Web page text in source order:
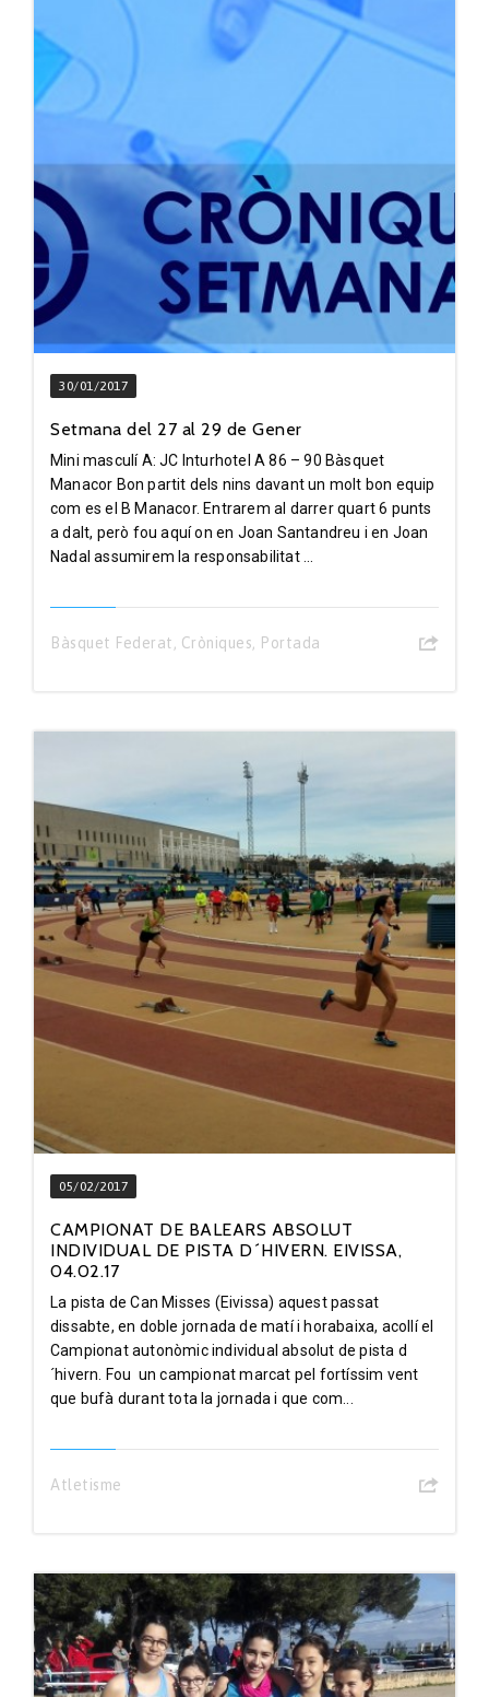
30/01/2017
Setmana del 27 al 29 de Gener
Mini masculí A: JC Inturhotel A 86 – 90 Bàsquet
Manacor Bon partit dels nins davant un molt bon equip
com es el B Manacor. Entrarem al darrer quart 6 punts
a dalt, però fou aquí on en Joan Santandreu i en Joan
Nadal assumirem la responsabilitat ...
Bàsquet Federat, Cròniques, Portada
05/02/2017
CAMPIONAT DE BALEARS ABSOLUT
INDIVIDUAL DE PISTA D´HIVERN. EIVISSA,
04.02.17
La pista de Can Misses (Eivissa) aquest passat
dissabte, en doble jornada de matí i horabaixa, acollí el
Campionat autonòmic individual absolut de pista d
´hivern. Fou un campionat marcat pel fortíssim vent
que bufà durant tota la jornada i que com...
Atletisme